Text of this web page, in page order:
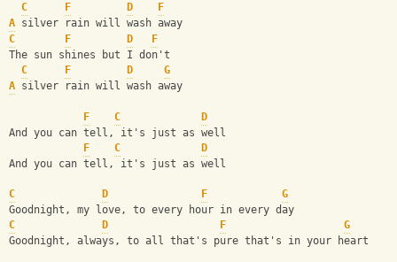
C
F D
F
A silver rain will wash away
C
F D
F
The sun shines but I don't
C
F D
G
A silver rain will wash away
F C
D
And you can tell, it's just as well
F
C
D
And you can tell, it's just as well
C D F
G
Goodnight, my love, to every hour in every day
C
D F
G
Goodnight, always, to all that's pure that's in your heart